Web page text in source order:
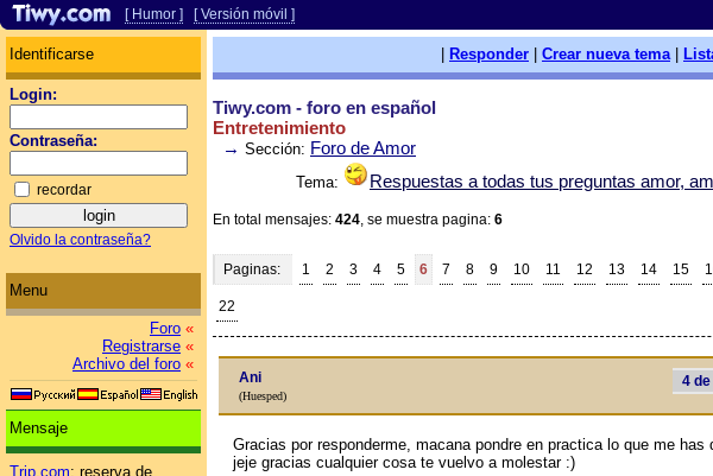
[ Humor ] [ Versión móvil ]
Identificarse
Login:
Contraseña:
recordar
Olvido la contraseña?
Menu
Foro «
Registrarse «
Archivo del foro «
Mensaje
Trip.com: reserva de
Responder Crear nueva tema|
Tiwy.com - foro en español
Entretenimiento
→ Sección: Foro de Amor
Tema: Respuestas a todas tus preguntas amor,
En total mensajes: 424, se muestra pagina: 6
Paginas: 1 2 3 4 5 6 7 8 9 10 11 12 13 14 15
22
4
Ani
(Huesped)
Gracias por responderme, maсana pondre en practica lo que me
jeje gracias cualquier cosa te vuelvo a molestar :)